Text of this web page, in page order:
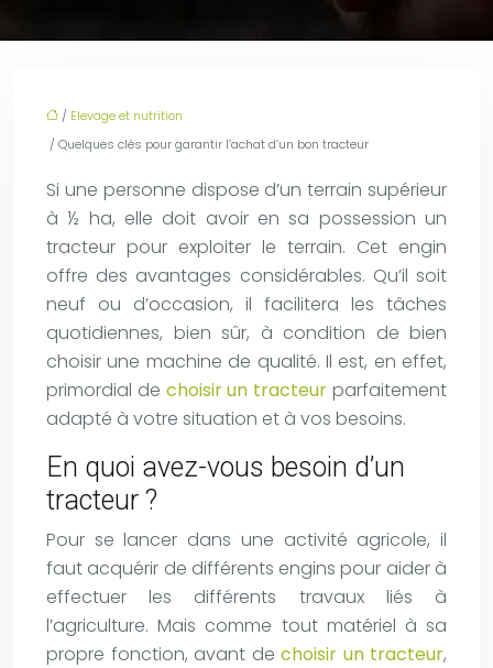
/ Elevage et nutrition
/ Quelques clés pour garantir l’achat d’un bon tracteur
Si une personne dispose d’un terrain supérieur
à ½ ha, elle doit avoir en sa possession un
tracteur pour exploiter le terrain. Cet engin
offre des avantages considérables. Qu’il soit
neuf ou d’occasion, il facilitera les tâches
quotidiennes, bien sûr, à condition de bien
choisir une machine de qualité. Il est, en effet,
primordial de choisir un tracteur parfaitement
adapté à votre situation et à vos besoins.
En quoi avez-vous besoin d’un
tracteur ?
Pour se lancer dans une activité agricole, il
faut acquérir de différents engins pour aider à
effectuer les différents travaux liés à
l’agriculture. Mais comme tout matériel à sa
propre fonction, avant de choisir un tracteur,